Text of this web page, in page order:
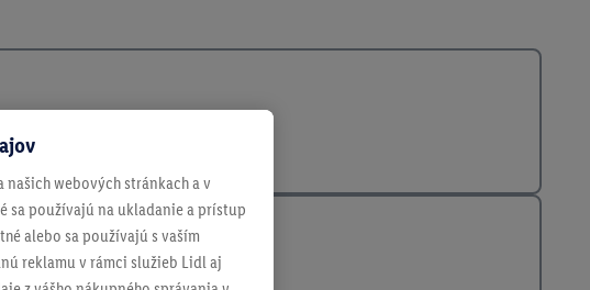
našich webových stránkach a v
používajú na ukladanie a prístup
alebo sa používajú s vaším
reklamu v rámci služieb Lidl aj